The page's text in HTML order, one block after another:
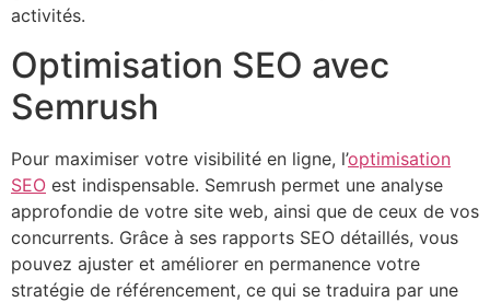
activités.
Optimisation SEO avec
Semrush
Pour maximiser votre visibilité en ligne, l’optimisation
SEO est indispensable. Semrush permet une analyse
approfondie de votre site web, ainsi que de ceux de vos
concurrents. Grâce à ses rapports SEO détaillés, vous
pouvez ajuster et améliorer en permanence votre
stratégie de référencement, ce qui se traduira par une